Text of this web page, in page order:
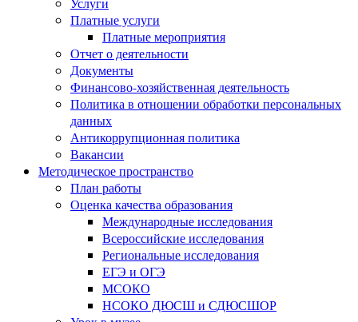
Платные услуги
Платные мероприятия
Отчет о деятельности
Документы
Финансово-хозяйственная деятельность
Политика в отношении обработки персональных
данных
Антикоррупционная политика
Вакансии
Методическое пространство
План работы
Оценка качества образования
Международные исследования
Всероссийские исследования
Региональные исследования
ЕГЭ и ОГЭ
МСОКО
НСОКО ДЮСШ и СДЮСШОР